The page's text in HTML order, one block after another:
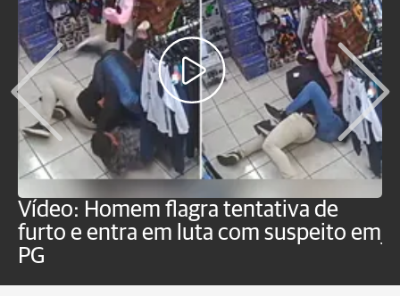
Vídeo: Homem flagra tentativa de
furto e entra em luta com suspeito em
PG